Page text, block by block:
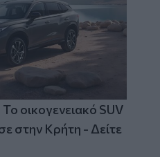
οικογενειακό SUV
στην Κρήτη - Δείτε